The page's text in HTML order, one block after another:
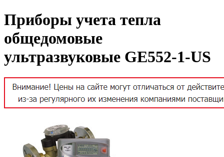
Приборы учета тепла
общедомовые
ультразвуковые GE552-1-US